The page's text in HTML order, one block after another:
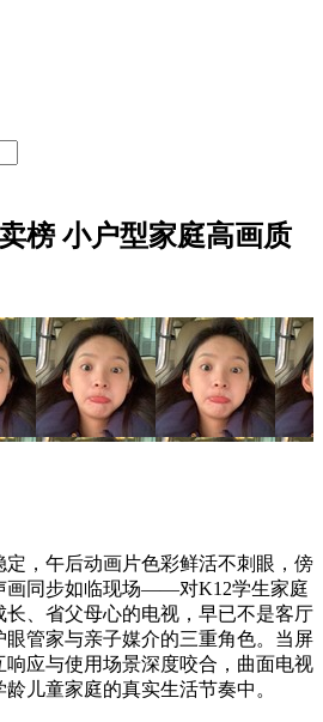
榜 小户型家庭高画质
，午后动画片色彩鲜活不刺眼，傍
画同步如临现场——对K12学生家庭
、省父母心的电视，早已不是客厅
管家与亲子媒介的三重角色。当屏
应与使用场景深度咬合，曲面电视
儿童家庭的真实生活节奏中。